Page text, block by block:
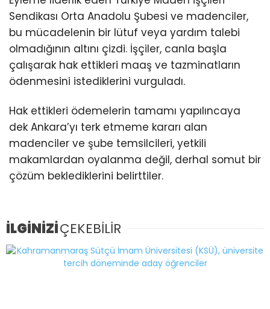
Sendikası Orta Anadolu Şubesi ve madenciler,
bu mücadelenin bir lütuf veya yardım talebi
olmadığının altını çizdi. İşçiler, canla başla
çalışarak hak ettikleri maaş ve tazminatların
ödenmesini istediklerini vurguladı.
Hak ettikleri ödemelerin tamamı yapılıncaya
dek Ankara’yı terk etmeme kararı alan
madenciler ve şube temsilcileri, yetkili
makamlardan oyalanma değil, derhal somut bir
çözüm beklediklerini belirttiler.
İLGİNİZİÇEKEBİLİR